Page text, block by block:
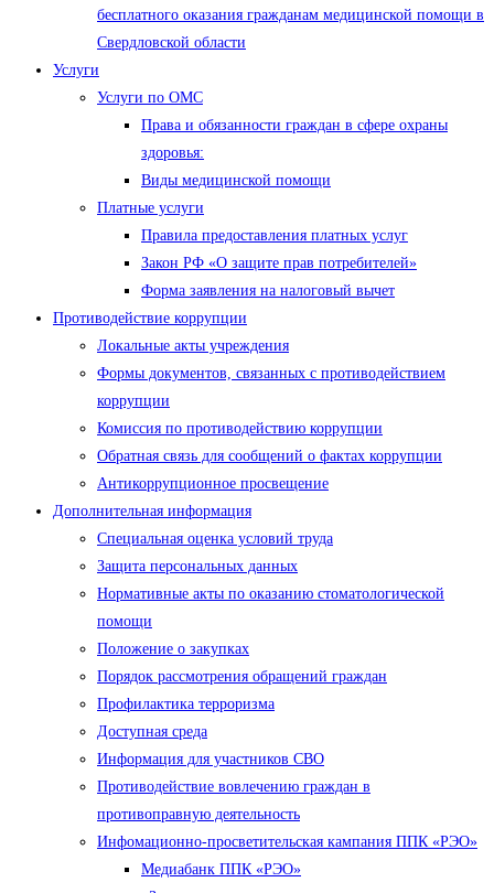
бесплатного оказания гражданам медицинской помощи в
Свердловской области
Услуги
Услуги по ОМС
Права и обязанности граждан в сфере охраны
здоровья:
Виды медицинской помощи
Платные услуги
Правила предоставления платных услуг
Закон РФ «О защите прав потребителей»
Форма заявления на налоговый вычет
Противодействие коррупции
Локальные акты учреждения
Формы документов, связанных с противодействием
коррупции
Комиссия по противодействию коррупции
Обратная связь для сообщений о фактах коррупции
Антикоррупционное просвещение
Дополнительная информация
Специальная оценка условий труда
Защита персональных данных
Нормативные акты по оказанию стоматологической
помощи
Положение о закупках
Порядок рассмотрения обращений граждан
Профилактика терроризма
Доступная среда
Информация для участников СВО
Противодействие вовлечению граждан в
противоправную деятельность
Инфомационно-просветительская кампания ППК «РЭО»
Медиабанк ППК «РЭО»